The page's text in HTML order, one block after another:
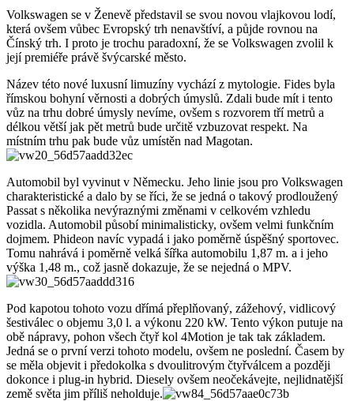
Volkswagen se v Ženevě představil se svou novou vlajkovou lodí,
která ovšem vůbec Evropský trh nenavštíví, a půjde rovnou na
Čínský trh. I proto je trochu paradoxní, že se Volkswagen zvolil k
její premiéře právě švýcarské město.
Název této nové luxusní limuzíny vychází z mytologie. Fides byla
římskou bohyní věrnosti a dobrých úmyslů. Zdali bude mít i tento
vůz na trhu dobré úmysly nevíme, ovšem s rozvorem tří metrů a
délkou větší jak pět metrů bude určitě vzbuzovat respekt. Na
místním trhu pak bude vůz umístěn nad Magotan.
Automobil byl vyvinut v Německu. Jeho linie jsou pro Volkswagen
charakteristické a dalo by se říci, že se jedná o takový prodloužený
Passat s několika nevýraznými změnami v celkovém vzhledu
vozidla. Automobil působí minimalisticky, ovšem velmi funkčním
dojmem. Phideon navíc vypadá i jako poměrně úspěšný sportovec.
Tomu nahrává i poměrně velká šířka automobilu 1,87 m. a i jeho
výška 1,48 m., což jasně dokazuje, že se nejedná o MPV.
Pod kapotou tohoto vozu dřímá přeplňovaný, zážehový, vidlicový
šestiválec o objemu 3,0 l. a výkonu 220 kW. Tento výkon putuje na
obě nápravy, pohon všech čtyř kol 4Motion je tak tak základem.
Jedná se o první verzi tohoto modelu, ovšem ne poslední. Časem by
se měla objevit i předokolka s dvoulitrovým čtyřválcem a později
dokonce i plug-in hybrid. Diesely ovšem neočekávejte, nejlidnatější
země světa jim příliš neholduje.